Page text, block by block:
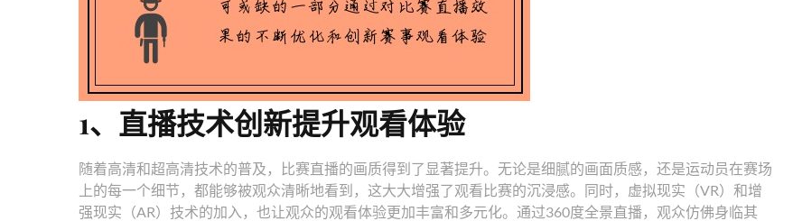
1、直播技术创新提升观看体验
随着高清和超高清技术的普及，比赛直播的画质得到了显著提升。无论是细腻的画面质感，还是运动员在赛场
上的每一个细节，都能够被观众清晰地看到，这大大增强了观看比赛的沉浸感。同时，虚拟现实（VR）和增
强现实（AR）技术的加入，也让观众的观看体验更加丰富和多元化。通过360度全景直播，观众仿佛身临其